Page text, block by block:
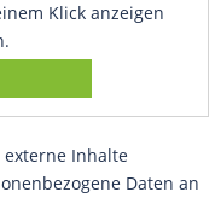
Klick anzeigen
Inhalte
Daten an